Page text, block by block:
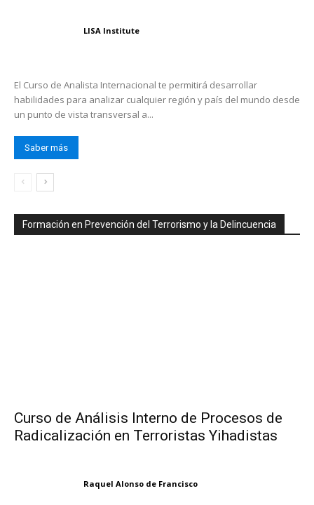
LISA Institute
El Curso de Analista Internacional te permitirá desarrollar
habilidades para analizar cualquier región y país del mundo desde
un punto de vista transversal a...
Saber más
Formación en Prevención del Terrorismo y la Delincuencia
Curso de Análisis Interno de Procesos de
Radicalización en Terroristas Yihadistas
Raquel Alonso de Francisco